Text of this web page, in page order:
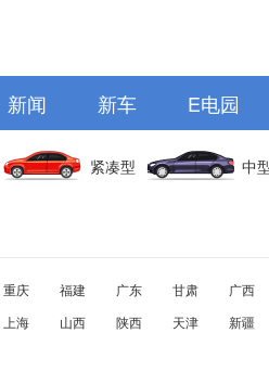
新闻 新车 E电园
紧凑型 中
重庆 福建 广东 甘肃
广西
上海 山西 陕西 天津 新疆